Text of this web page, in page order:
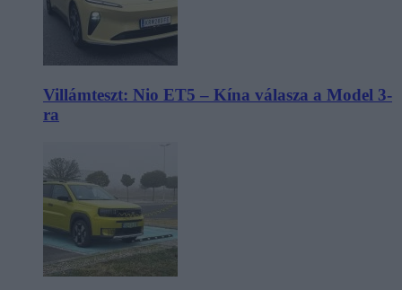
Villámteszt: Nio ET5 – Kína válasza a Model 3-
ra